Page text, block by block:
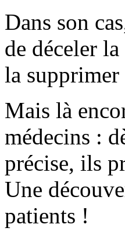
Dans son
de déceler
la
Mais là
médecins :
précise, ils
Une
patients !